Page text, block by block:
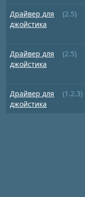
Драйвер для
джойстика
(2.5)
Драйвер для
джойстика
(2.5)
Драйвер для
джойстика
(1.2.3)